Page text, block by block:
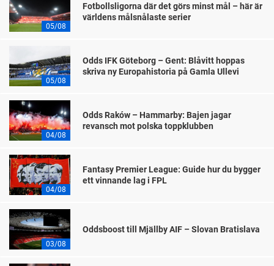
05/08
Fotbollsligorna där det görs minst mål – här är
världens målsnålaste serier
05/08
Odds IFK Göteborg – Gent: Blåvitt hoppas
skriva ny Europahistoria på Gamla Ullevi
04/08
Odds Raków – Hammarby: Bajen jagar
revansch mot polska toppklubben
04/08
Fantasy Premier League: Guide hur du bygger
ett vinnande lag i FPL
03/08
Oddsboost till Mjällby AIF – Slovan Bratislava